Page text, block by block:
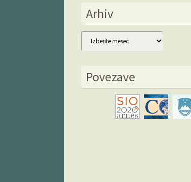
Arhiv
Arhiv
Povezave